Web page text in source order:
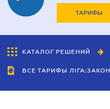
ТАРИФЫ
КАТАЛОГ РЕШЕНИЙ
ВСЕ ТАРИФЫ ЛІГА:ЗАКОН